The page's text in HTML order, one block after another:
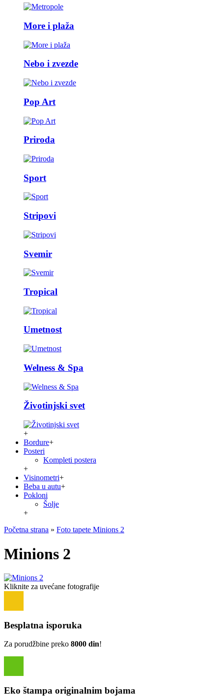
More i plaža
Nebo i zvezde
Pop Art
Priroda
Sport
Stripovi
Svemir
Tropical
Umetnost
Welness & Spa
Životinjski svet
+
Bordure+
Posteri
Kompleti postera
+
Visinometri+
Beba u autu+
Pokloni
Šolje
+
Početna strana » Foto tapete Minions 2
Minions 2
Kliknite za uvećane fotografije
Besplatna isporuka
Za porudžbine preko 8000 din!
Eko štampa originalnim bojama